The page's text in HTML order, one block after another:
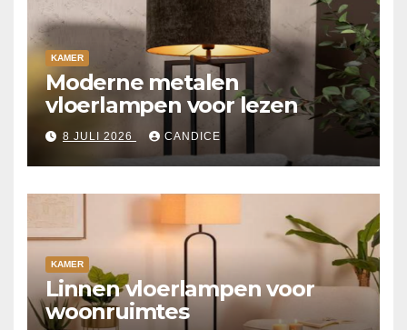
KAMER
Moderne metalen
vloerlampen voor lezen
8 JULI 2026 CANDICE
KAMER
Linnen vloerlampen voor
woonruimtes